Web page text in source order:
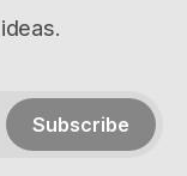
Subscribe